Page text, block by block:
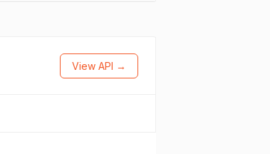
View API →